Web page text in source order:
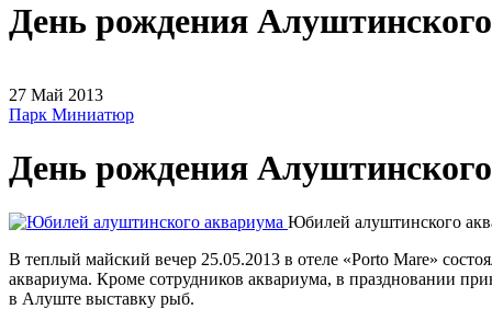
День рождения
27 Май 2013
Парк Миниатюр
День рождения
Юбилей алуштинского
В теплый майский вечер 25.05.2013 в отеле «Porto Mare»
аквариума. Кроме сотрудников аквариума, в праздновании
в Алуште выставку рыб.